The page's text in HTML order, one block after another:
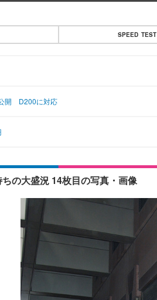
SPEED TEST
開 D200に対応
の大盛況 14枚目の写真・画像